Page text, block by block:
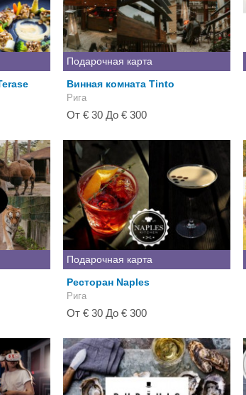
Подарочная карта
Винная комната Tinto
Рига
От € 30 До € 300
Подарочная карта
Ресторан Naples
Рига
От € 30 До € 300